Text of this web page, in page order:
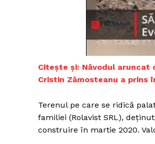
Citește și: Năvodul aruncat
Cristin Zămosteanu a prins
Terenul pe care se ridică
familiei (Rolavist SRL),
construire în martie 2020.